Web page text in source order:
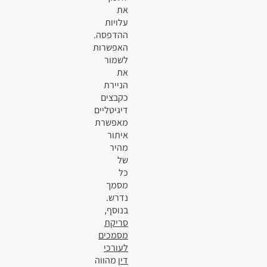
את
עלויות
ההדפסה.
האפשרות
לשמור
את
הניירת
כקבצים
דיגיטליים
מאפשרת
איתור
מהיר
של
כל
מסמך
נדרש.
בנוסף,
סריקת
מסמכים
לעורכי
דין מהווה